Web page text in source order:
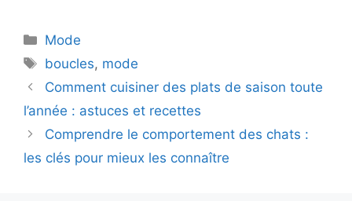
Catégories
Mode
Étiquettes
boucles, mode
Comment cuisiner des plats de saison toute
l’année : astuces et recettes
Comprendre le comportement des chats :
les clés pour mieux les connaître